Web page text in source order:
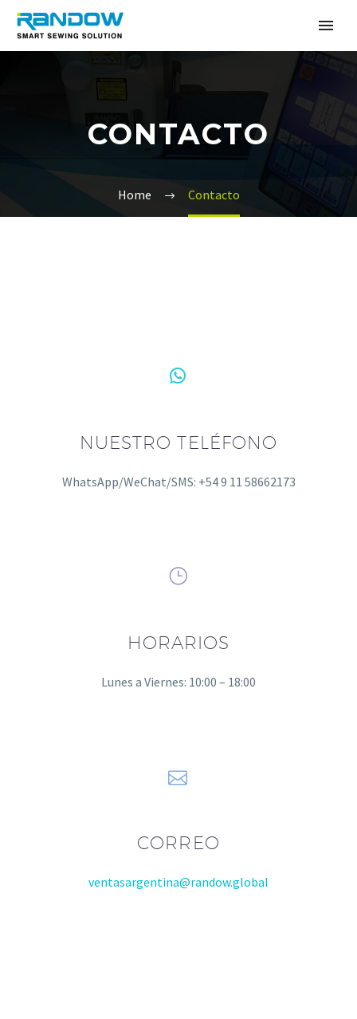
CONTACTO
Home Contacto


NUESTRO TELÉFONO
WhatsApp/WeChat/SMS: +54 9 11 58662173
}
}
HORARIOS
Lunes a Viernes: 10:00 – 18:00


CORREO
ventasargentina@randow.global